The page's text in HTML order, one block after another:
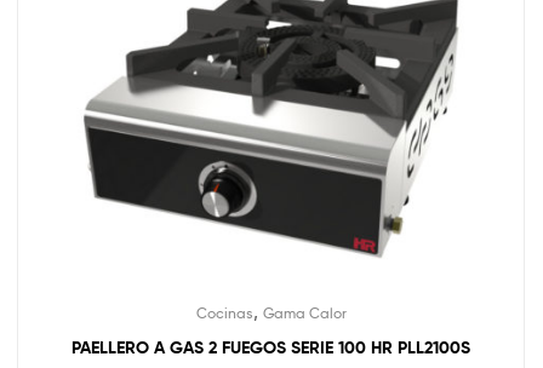
Cocinas, Gama Calor
PAELLERO A GAS 2 FUEGOS SERIE 100 HR PLL2100S